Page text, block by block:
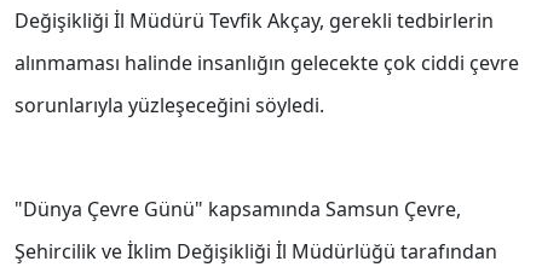
Değişikliği İl Müdürü Tevfik Akçay, gerekli tedbirlerin
alınmaması halinde insanlığın gelecekte çok ciddi çevre
sorunlarıyla yüzleşeceğini söyledi.
"Dünya Çevre Günü" kapsamında Samsun Çevre,
Şehircilik ve İklim Değişikliği İl Müdürlüğü tarafından